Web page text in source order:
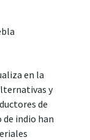
en la
y
de
indio han